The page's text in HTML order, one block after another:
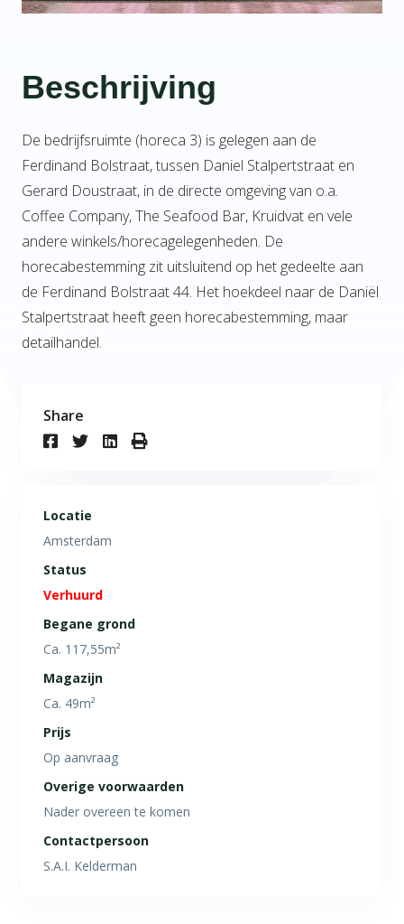
Beschrijving
De bedrijfsruimte (horeca 3) is gelegen aan de
Ferdinand Bolstraat, tussen Daniel Stalpertstraat en
Gerard Doustraat, in de directe omgeving van o.a.
Coffee Company, The Seafood Bar, Kruidvat en vele
andere winkels/horecagelegenheden. De
horecabestemming zit uitsluitend op het gedeelte aan
de Ferdinand Bolstraat 44. Het hoekdeel naar de Daniël
Stalpertstraat heeft geen horecabestemming, maar
detailhandel.
Share
Locatie
Amsterdam
Status
Verhuurd
Begane grond
Ca. 117,55m²
Magazijn
Ca. 49m²
Prijs
Op aanvraag
Overige voorwaarden
Nader overeen te komen
Contactpersoon
S.A.I. Kelderman